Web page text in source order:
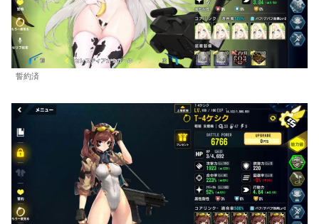
誓約済